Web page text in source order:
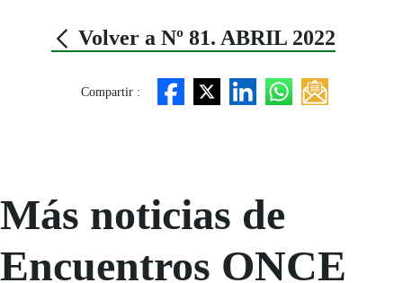
Volver a Nº 81. ABRIL 2022
Compartir :
Más noticias de
Encuentros ONCE